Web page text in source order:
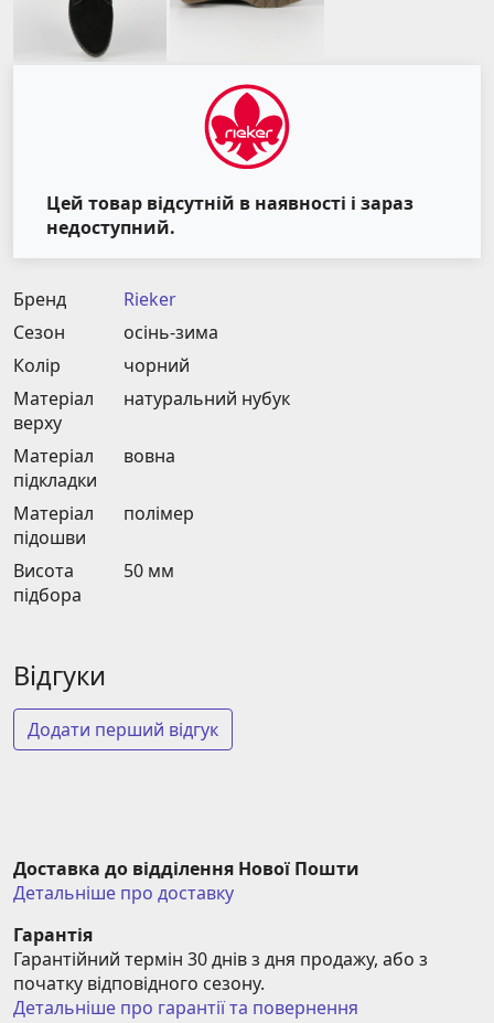
Цей товар відсутній в наявності і зараз
недоступний.
Бренд
Rieker
Сезон
осінь-зима
Колір
чорний
Матеріал
верху
натуральний нубук
Матеріал
підкладки
вовна
Матеріал
підошви
полімер
Висота
підбора
50 мм
Відгуки
Додати перший відгук
Доставка до відділення Нової Пошти
Детальніше про доставку
Гарантія
Гарантійний термін 30 днів з дня продажу, або з
початку відповідного сезону.
Детальніше про гарантії та повернення